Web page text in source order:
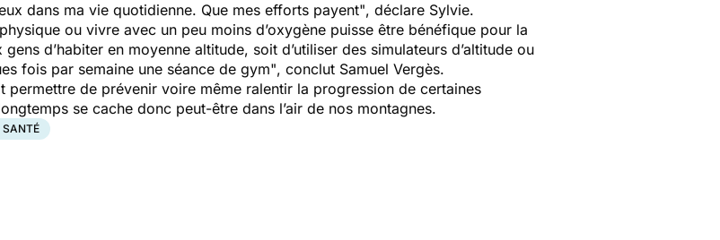
dans ma vie quotidienne. Que mes efforts payent", déclare Sylvie.
ou vivre avec un peu moins d’oxygène puisse être bénéfique pour la
d’habiter en moyenne altitude, soit d’utiliser des simulateurs d’altitude ou
fois par semaine une séance de gym", conclut Samuel Vergès.
de prévenir voire même ralentir la progression de certaines
se cache donc peut-être dans l’air de nos montagnes.
SANTÉ